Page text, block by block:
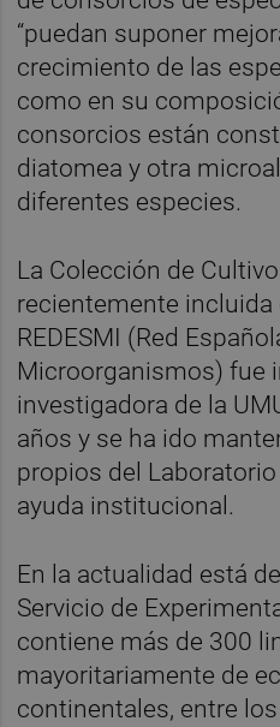
“puedan suponer
crecimiento de las
como en su
consorcios están
diatomea y otra
diferentes especies.
La Colección de
recientemente incluida
REDESMI (Red
Microorganismos) fue
investigadora de la
años y se ha ido
propios del
ayuda institucional.
En la actualidad está
Servicio de
contiene más de 300
mayoritariamente de
continentales, entre